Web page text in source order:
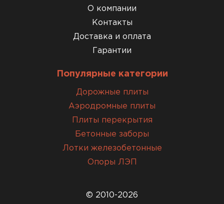
О компании
Контакты
Доставка и оплата
Гарантии
Популярные категории
Дорожные плиты
Аэродромные плиты
Плиты перекрытия
Бетонные заборы
Лотки железобетонные
Опоры ЛЭП
© 2010-2026